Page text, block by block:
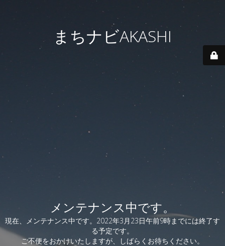
まちナビAKASHI
メンテナンス中です。
現在、メンテナンス中です。2022年3月23日午前9時までには終了す
る予定です。
ご不便をおかけいたしますが、しばらくお待ちください。